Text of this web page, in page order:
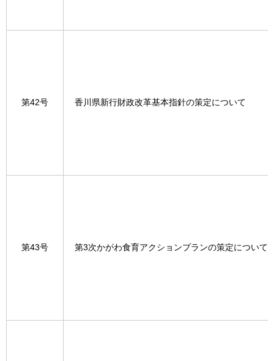
第42号 香川県新行財政改革基本指針の策定について
第43号 第3次かがわ食育アクションプランの策定について